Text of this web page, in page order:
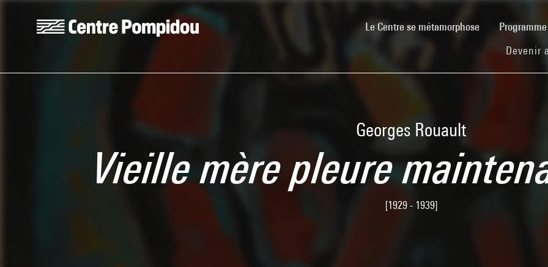
Le Centre se métamorphose(current)
Devenir
Georges Rouault
Vieille mère pleure
[1929 - 1939]